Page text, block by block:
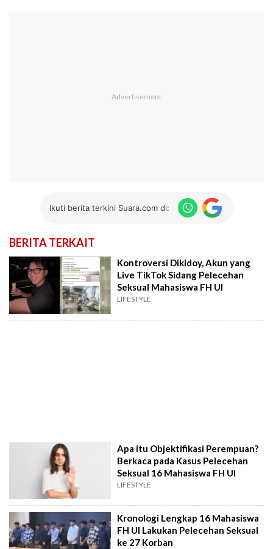
Ikuti berita terkini Suara.com di:
BERITA TERKAIT
Kontroversi Dikidoy, Akun yang
Live TikTok Sidang Pelecehan
Seksual Mahasiswa FH UI
LIFESTYLE
Apa itu Objektifikasi Perempuan?
Berkaca pada Kasus Pelecehan
Seksual 16 Mahasiswa FH UI
LIFESTYLE
Kronologi Lengkap 16 Mahasiswa
FH UI Lakukan Pelecehan Seksual
ke 27 Korban